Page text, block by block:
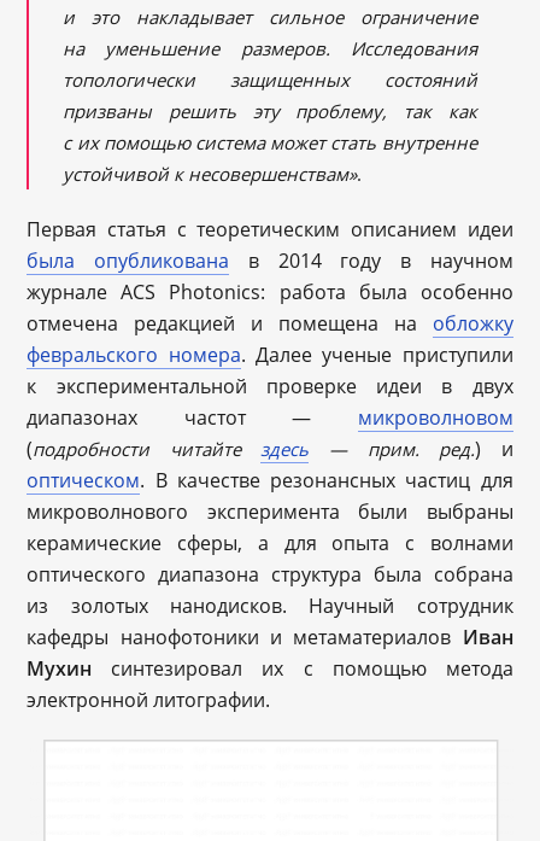
и это накладывает сильное ограничение
на уменьшение размеров. Исследования
топологически защищенных состояний
призваны решить эту проблему, так как
с их помощью система может стать внутренне
устойчивой к несовершенствам».
Первая статья с теоретическим описанием идеи
была опубликована в 2014 году в научном
журнале ACS Photonics: работа была особенно
отмечена редакцией и помещена на обложку
февральского номера. Далее ученые приступили
к экспериментальной проверке идеи в двух
диапазонах частот — микроволновом
(подробности читайтездесь — прим. ред.) и
оптическом. В качестве резонансных частиц для
микроволнового эксперимента были выбраны
керамические сферы, а для опыта с волнами
оптического диапазона структура была собрана
из золотых нанодисков. Научный сотрудник
кафедры нанофотоники и метаматериалов Иван
Мухин синтезировал их с помощью метода
электронной литографии.